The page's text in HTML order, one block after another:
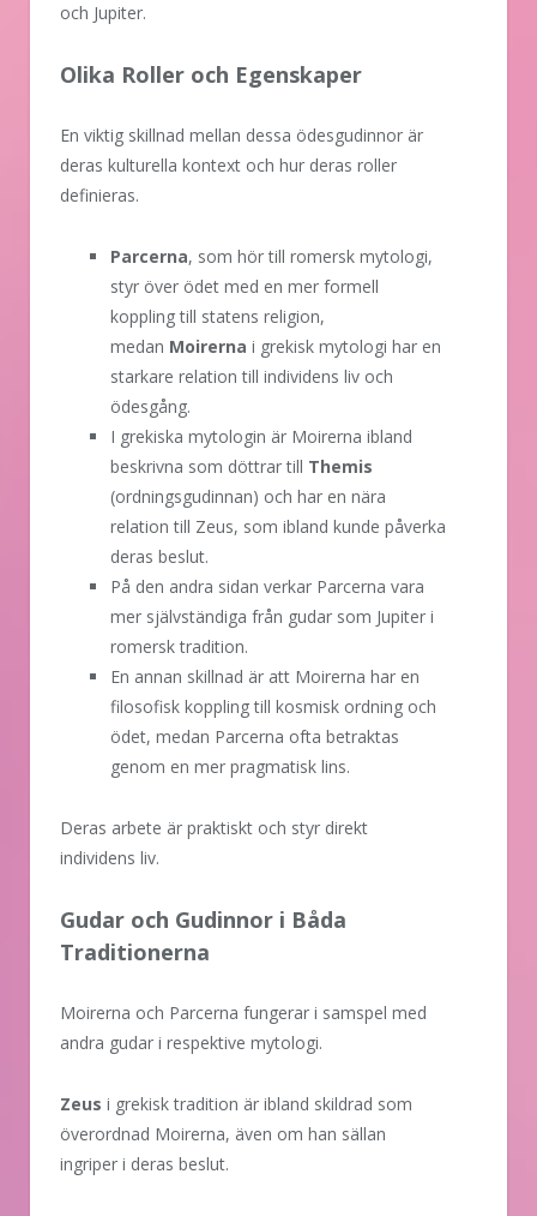
och Jupiter.
Olika Roller och Egenskaper
En viktig skillnad mellan dessa ödesgudinnor är
deras kulturella kontext och hur deras roller
definieras.
Parcerna, som hör till romersk mytologi,
styr över ödet med en mer formell
koppling till statens religion,
medan Moirerna i grekisk mytologi har en
starkare relation till individens liv och
ödesgång.
I grekiska mytologin är Moirerna ibland
beskrivna som döttrar till Themis
(ordningsgudinnan) och har en nära
relation till Zeus, som ibland kunde påverka
deras beslut.
På den andra sidan verkar Parcerna vara
mer självständiga från gudar som Jupiter i
romersk tradition.
En annan skillnad är att Moirerna har en
filosofisk koppling till kosmisk ordning och
ödet, medan Parcerna ofta betraktas
genom en mer pragmatisk lins.
Deras arbete är praktiskt och styr direkt
individens liv.
Gudar och Gudinnor i Båda
Traditionerna
Moirerna och Parcerna fungerar i samspel med
andra gudar i respektive mytologi.
Zeus i grekisk tradition är ibland skildrad som
överordnad Moirerna, även om han sällan
ingriper i deras beslut.